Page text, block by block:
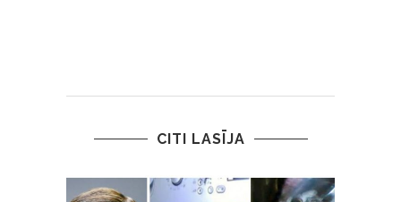
CITI LASĪJA